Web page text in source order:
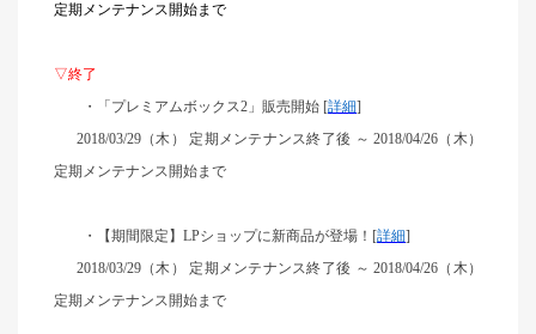
定期メンテナンス開始まで
▽終了
・「プレミアムボックス2」販売開始 [詳細]
2018/03/29（木） 定期メンテナンス終了後 ～ 2018/04/26（木）
定期メンテナンス開始まで
・【期間限定】LPショップに新商品が登場！[詳細]
2018/03/29（木） 定期メンテナンス終了後 ～ 2018/04/26（木）
定期メンテナンス開始まで